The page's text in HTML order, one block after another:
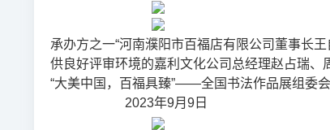
承办方之一“河南濮阳市百福店有限公司董事长
供良好评审环境的嘉利文化公司总经理赵占
“大美中国，百福具臻”——全国书法
2023年9月9日